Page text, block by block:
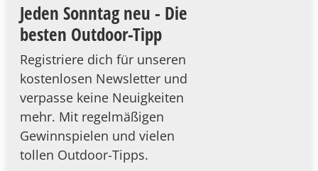
Jeden Sonntag neu - Die
besten Outdoor-Tipp
Registriere dich für unseren
kostenlosen Newsletter und
verpasse keine Neuigkeiten
mehr. Mit regelmäßigen
Gewinnspielen und vielen
tollen Outdoor-Tipps.